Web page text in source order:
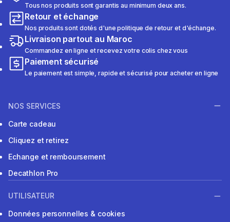
Tous nos produits sont garantis au minimum deux ans.
Retour et échange
Nos produits sont dotés d'une politique de retour et d'échange.
Livraison partout au Maroc
Commandez en ligne et recevez votre colis chez vous
Paiement sécurisé
Le paiement est simple, rapide et sécurisé pour acheter en ligne
NOS SERVICES
Carte cadeau
Cliquez et retirez
Echange et remboursement
Decathlon Pro
UTILISATEUR
Données personnelles & cookies